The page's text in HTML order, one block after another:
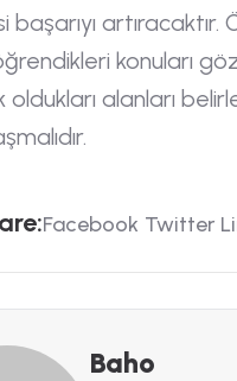
başarıyı artıracaktır.
konuları
oldukları alanları
ARE:Facebook Twitter
Baho